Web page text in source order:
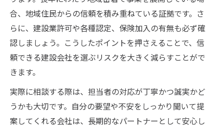
合、地域住民からの信頼を積み重ねている証拠です。さ
らに、建設業許可や各種認定、保険加入の有無も必ず確
認しましょう。こうしたポイントを押さえることで、信
頼できる建設会社を選ぶリスクを大きく減らすことがで
きます。
実際に相談する際は、担当者の対応が丁寧かつ誠実かど
うかも大切です。自分の要望や不安をしっかり聞いて提
案してくれる会社は、長期的なパートナーとして安心し